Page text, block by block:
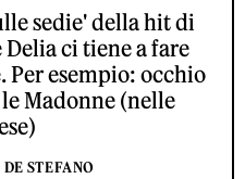
sedie' della hit di
ci tiene a fare
Per esempio: occhio
Madonne (nelle
STEFANO